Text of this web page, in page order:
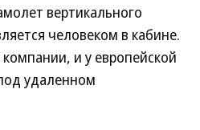
вертикального
человеком в кабине.
и у европейской
удаленном